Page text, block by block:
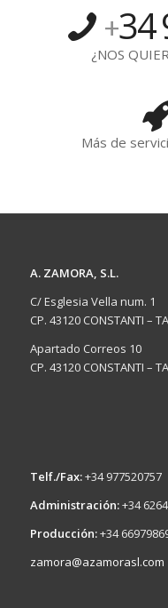
+34
¿NOS
Más de
A. ZAMORA, S.L.
C/ Esglesia Vella num. 1
CP. 43120 CONSTANTI –
Apartado Correos 10
CP. 43120 CONSTANTI –
Telf./Fax:+34 977520757
Administración:+34
Producción:+34
zamora@azamorasl.com